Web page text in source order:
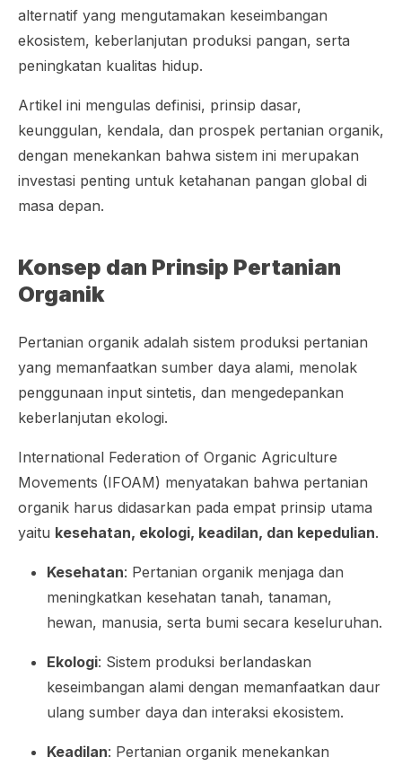
alternatif yang mengutamakan keseimbangan
ekosistem, keberlanjutan produksi pangan, serta
peningkatan kualitas hidup.
Artikel ini mengulas definisi, prinsip dasar,
keunggulan, kendala, dan prospek pertanian organik,
dengan menekankan bahwa sistem ini merupakan
investasi penting untuk ketahanan pangan global di
masa depan.
Konsep dan Prinsip Pertanian
Organik
Pertanian organik adalah sistem produksi pertanian
yang memanfaatkan sumber daya alami, menolak
penggunaan input sintetis, dan mengedepankan
keberlanjutan ekologi.
International Federation of Organic Agriculture
Movements (IFOAM) menyatakan bahwa pertanian
organik harus didasarkan pada empat prinsip utama
yaitu kesehatan, ekologi, keadilan, dan kepedulian.
Kesehatan: Pertanian organik menjaga dan
meningkatkan kesehatan tanah, tanaman,
hewan, manusia, serta bumi secara keseluruhan.
Ekologi: Sistem produksi berlandaskan
keseimbangan alami dengan memanfaatkan daur
ulang sumber daya dan interaksi ekosistem.
Keadilan: Pertanian organik menekankan